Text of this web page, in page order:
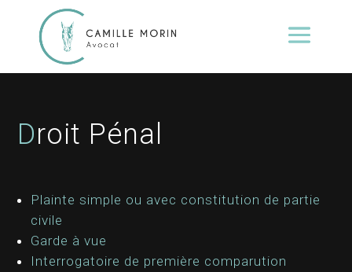
Droit Pénal
Plainte simple ou avec constitution de partie
civile
Garde à vue
Interrogatoire de première comparution